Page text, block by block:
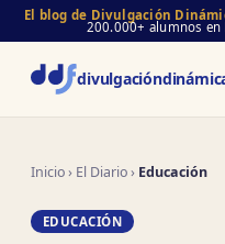
El blog de Divulgación
200.000+ alumnos en
divulgación
Inicio› El Diario› Educación
EDUCACIÓN